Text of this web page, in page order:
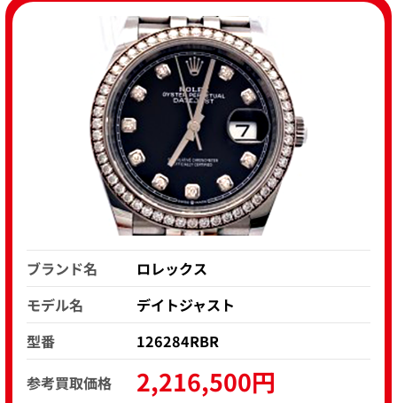
ブランド名
ロレックス
モデル名
デイトジャスト
型番
126284RBR
参考買取価格
2,216,500円